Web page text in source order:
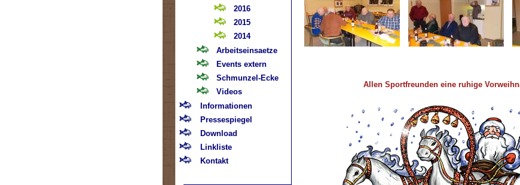
2016
2015
2014
Arbeitseinsaetze
Events extern
Schmunzel-Ecke
Videos
Informationen
Pressespiegel
Download
Linkliste
Kontakt
Allen Sportfreunden eine ruhige